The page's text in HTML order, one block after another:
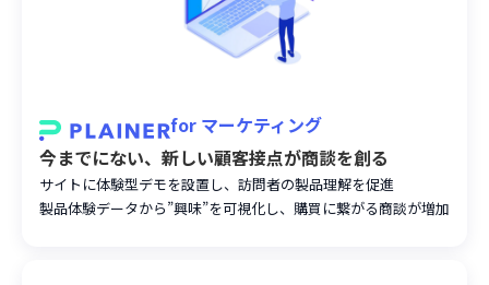
for マーケティング
今までにない、新しい顧客接点が商談を創る
サイトに体験型デモを設置し、訪問者の製品理解を促進
製品体験データから”興味”を可視化し、購買に繋がる商談が増加